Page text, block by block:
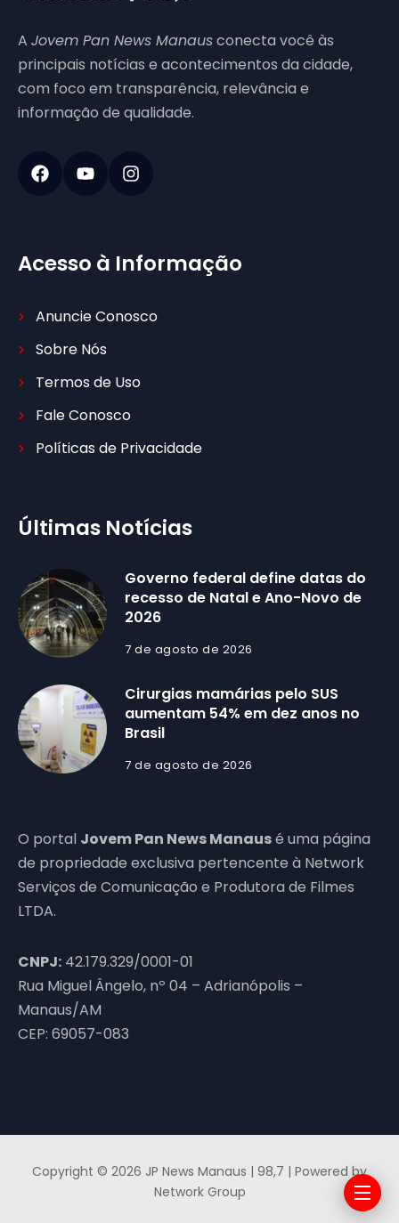
A Jovem Pan News Manausconecta você às
principais notícias e acontecimentos da cidade,
com foco em transparência, relevância e
informação de qualidade.
Acesso à Informação
Anuncie Conosco
Sobre Nós
Termos de Uso
Fale Conosco
Políticas de Privacidade
Últimas Notícias
Governo federal define datas do
recesso de Natal e Ano-Novo de
2026
7 de agosto de 2026
Cirurgias mamárias pelo SUS
aumentam 54% em dez anos no
Brasil
7 de agosto de 2026
O portal Jovem Pan News Manausé uma página
de propriedade exclusiva pertencente à Network
Serviços de Comunicação e Produtora de Filmes
LTDA.
CNPJ: 42.179.329/0001-01
Rua Miguel Ângelo, nº 04 – Adrianópolis –
Manaus/AM
CEP: 69057-083
Copyright © 2026 JP News Manaus | 98,7 | Powered by
Network Group